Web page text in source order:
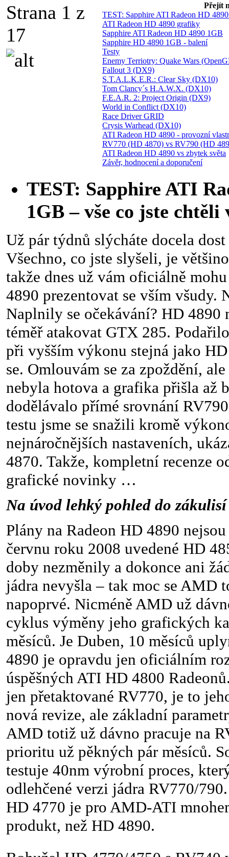
Přejít
TEST: Sapphire ATI Radeon HD
ATI Radeon HD 4890 grafiky
Sapphire ATI Radeon HD 4890 1GB
Sapphire HD 4890 1GB - balení
Testy
Enemy Terriotry: Quake Wars
Fallout 3 (DX9)
S.T.A.L.K.E.R.: Clear Sky (DX10)
Tom Clancy´s H.A.W.X. (DX10)
F.E.A.R. 2: Project Origin (DX9)
World in Conflict (DX10)
Race Driver GRID
Crysis Warhead (DX10)
ATI Radeon HD 4890 - provozní
RV770 (HD 4870) vs RV790 (HD
ATI Radeon HD 4890 vs zbytek světa
Závěr, hodnocení a doporučení
Strana 1 z
17
TEST: Sapphire ATI
1GB – vše co jste chtěli
Už pár týdnů slýcháte docela
Všechno, co jste slyšeli, je
takže dnes už vám oficiálně
4890 prezentovat se vším všudy.
Naplnily se očekávání? HD 4890
téměř atakovat GTX 285.
při vyšším výkonu stejná jako
se. Omlouvám se za zpoždění,
nebyla hotova a grafika přišla až
dodělávalo přímé srovnání
testu jsme se snažili kromě
nejnáročnějších nastaveních,
4870. Takže, kompletní recenze
grafické novinky …
Na úvod lehký pohled do
Plány na Radeon HD 4890
červnu roku 2008 uvedené HD
doby nezměnily a dokonce ani
jádra nevyšla – tak moc se AMD
napoprvé. Nicméně AMD už
cyklus výměny jeho grafických
měsíců. Je Duben, 10 měsíců
4890 je opravdu jen oficiálním
úspěšných ATI HD 4800
jen přetaktované RV770, je to
nová revize, ale základní
AMD totiž už dávno pracuje na
prioritu už pěkných pár měsíců.
testuje 40nm výrobní proces,
odlehčené verzi jádra RV770/
HD 4770 je pro AMD-ATI
produkt, než HD 4890.